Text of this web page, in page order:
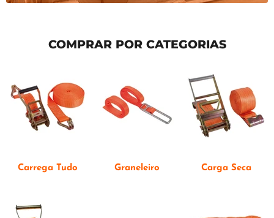
COMPRAR POR CATEGORIAS
Carrega Tudo Graneleiro Carga Seca